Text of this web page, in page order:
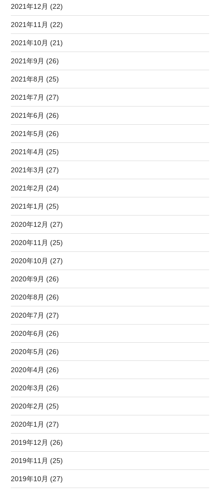
2021年12月 (22)
2021年11月 (22)
2021年10月 (21)
2021年9月 (26)
2021年8月 (25)
2021年7月 (27)
2021年6月 (26)
2021年5月 (26)
2021年4月 (25)
2021年3月 (27)
2021年2月 (24)
2021年1月 (25)
2020年12月 (27)
2020年11月 (25)
2020年10月 (27)
2020年9月 (26)
2020年8月 (26)
2020年7月 (27)
2020年6月 (26)
2020年5月 (26)
2020年4月 (26)
2020年3月 (26)
2020年2月 (25)
2020年1月 (27)
2019年12月 (26)
2019年11月 (25)
2019年10月 (27)